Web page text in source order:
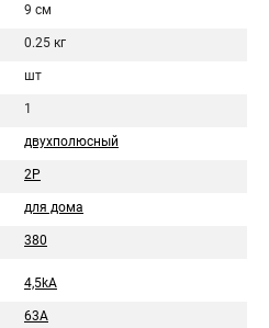
9 см
0.25 кг
шт
1
двухполюсный
2P
для дома
380
4,5kA
63А